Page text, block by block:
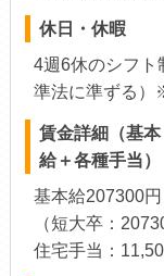
休日・休暇
4週6休のシフ
準法に準ずる
賃金詳細（基本
給＋各種手当）
基本給207300
（短大卒：
住宅手当：